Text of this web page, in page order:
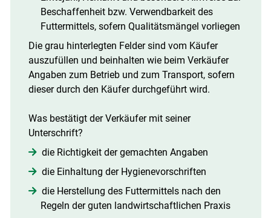
Beschaffenheit bzw. Verwendbarkeit des
Futtermittels, sofern Qualitätsmängel vorliegen
Die grau hinterlegten Felder sind vom Käufer
auszufüllen und beinhalten wie beim Verkäufer
Angaben zum Betrieb und zum Transport, sofern
dieser durch den Käufer durchgeführt wird.
Was bestätigt der Verkäufer mit seiner
Unterschrift?
die Richtigkeit der gemachten Angaben
die Einhaltung der Hygienevorschriften
die Herstellung des Futtermittels nach den
Regeln der guten landwirtschaftlichen Praxis